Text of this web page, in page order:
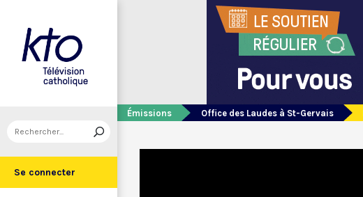
Se connecter
Émissions Office des Laudes à St-Gervais